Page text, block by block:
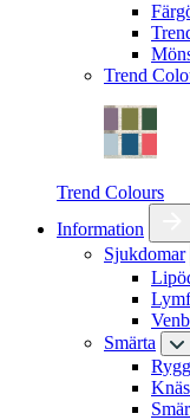
Trend
Trend Colours
Information
Sjukdomar
Smärta